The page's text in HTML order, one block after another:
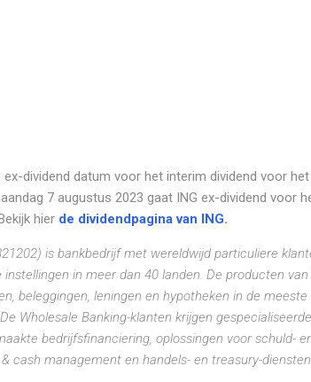
dividend datum voor het interim dividend voor
7 augustus 2023 gaat ING ex-dividend voor
hier de dividendpagina van ING.
is bankbedrijf met wereldwijd particuliere
in meer dan 40 landen. De producten van
beleggingen, leningen en hypotheken in de meeste
Wholesale Banking-klanten krijgen gespecialiseerde
bedrijfsfinanciering, oplossingen voor schuld-
cash management en handels- en treasury-